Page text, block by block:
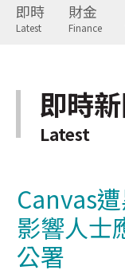
即時
Latest
財金
Finance
即時
Latest
Canvas
影響人士
公署